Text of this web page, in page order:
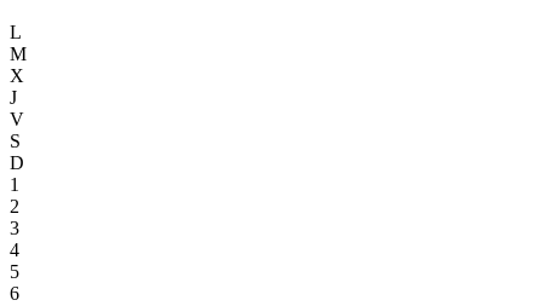
L
M
X
J
V
S
D
1
2
3
4
5
6